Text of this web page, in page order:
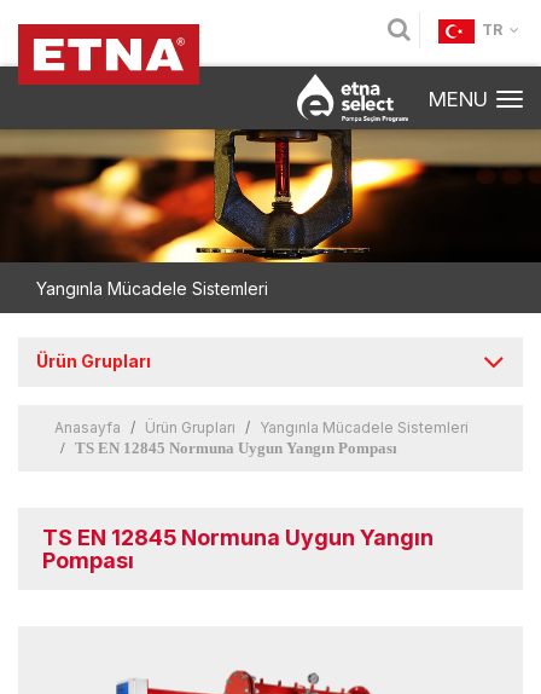
TR
MENU
Yangınla Mücadele Sistemleri
Ürün Grupları
Anasayfa Ürün Grupları
Yangınla Mücadele Sistemleri
TS EN 12845 Normuna Uygun Yangın Pompası
TS EN 12845 Normuna Uygun Yangın
Pompası